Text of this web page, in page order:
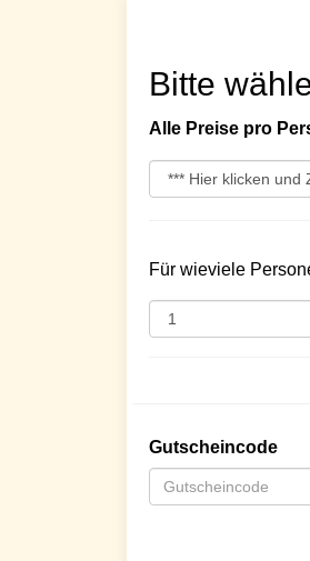
Bitte
Alle Preise pro
Für wieviele
Gutscheincode